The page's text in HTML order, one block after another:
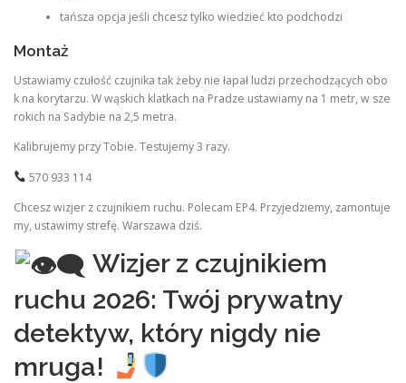
tańsza opcja jeśli chcesz tylko wiedzieć kto podchodzi
Montaż
Ustawiamy czułość czujnika tak żeby nie łapał ludzi przechodzących obo
k na korytarzu. W wąskich klatkach na Pradze ustawiamy na 1 metr, w sze
rokich na Sadybie na 2,5 metra.
Kalibrujemy przy Tobie. Testujemy 3 razy.
570 933 114
Chcesz wizjer z czujnikiem ruchu. Polecam EP4. Przyjedziemy, zamontuje
my, ustawimy strefę. Warszawa dziś.
Wizjer z czujnikiem
ruchu 2026: Twój prywatny
detektyw, który nigdy nie
mruga!